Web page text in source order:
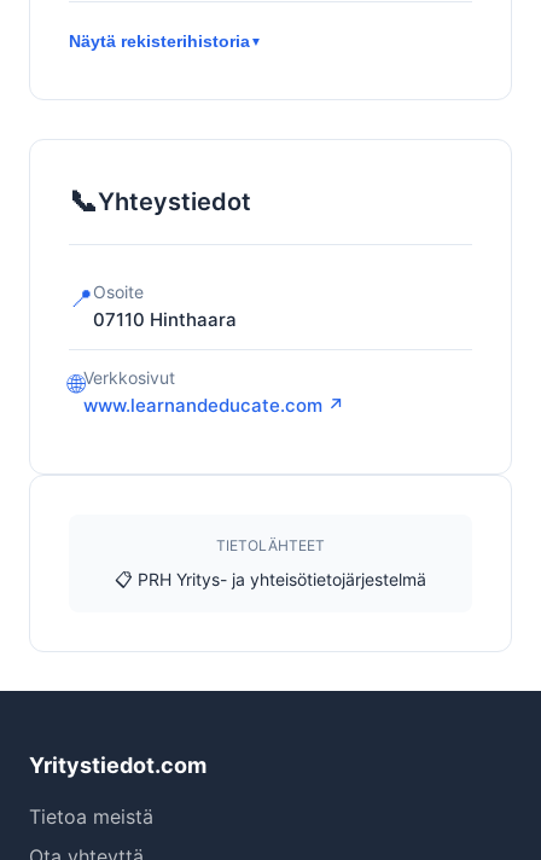
Näytä rekisterihistoria▼
📞Yhteystiedot
📍Osoite
07110 Hinthaara
🌐Verkkosivut
www.learnandeducate.com ↗
TIETOLÄHTEET
📋 PRH Yritys- ja yhteisötietojärjestelmä
Yritystiedot.com
Tietoa meistä